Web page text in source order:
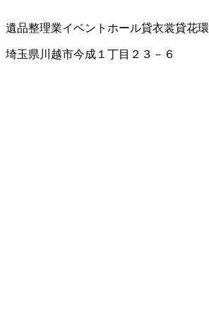
遺品整理業イベントホール貸衣裳貸花環
埼玉県川越市今成１丁目２３－６